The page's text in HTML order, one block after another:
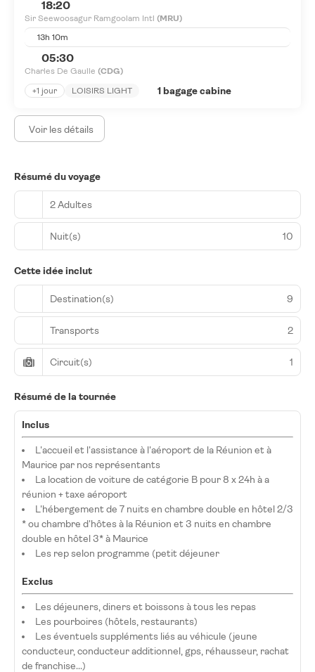
18:20
Sir Seewoosagur Ramgoolam Intl (MRU)
13h 10m
05:30
Charles De Gaulle (CDG)
+1 jour
LOISIRS LIGHT 1 bagage cabine
Voir les détails
Résumé du voyage
2 Adultes
Nuit(s) 10
Cette idée inclut
Destination(s) 9
Transports 2
Circuit(s) 1
Résumé de la tournée
Inclus
L'accueil et l'assistance à l'aéroport de la Réunion et à
Maurice par nos représentants
La location de voiture de catégorie B pour 8 x 24h à a
réunion + taxe aéroport
L'hébergement de 7 nuits en chambre double en hôtel 2/3
* ou chambre d'hôtes à la Réunion et 3 nuits en chambre
double en hôtel 3* à Maurice
Les rep selon programme (petit déjeuner
Exclus
Les déjeuners, diners et boissons à tous les repas
Les pourboires (hôtels, restaurants)
Les éventuels suppléments liés au véhicule (jeune
conducteur, conducteur additionnel, gps, réhausseur, rachat
de franchise...)